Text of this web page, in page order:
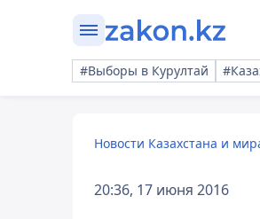
#Выборы в Курултай
Новости Казахстана и
20:36, 17 июня 2016